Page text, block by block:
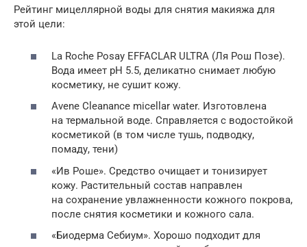
Рейтинг мицеллярной воды для снятия макияжа для
этой цели:
La Roche Posay EFFACLAR ULTRA (Ля Рош Позе).
Вода имеет pH 5.5, деликатно снимает любую
косметику, не сушит кожу.
Avene Cleanance micellar water. Изготовлена
на термальной воде. Справляется с водостойкой
косметикой (в том числе тушь, подводку,
помаду, тени)
«Ив Роше». Средство очищает и тонизирует
кожу. Растительный состав направлен
на сохранение увлажненности кожного покрова,
после снятия косметики и кожного сала.
«Биодерма Себиум». Хорошо подходит для